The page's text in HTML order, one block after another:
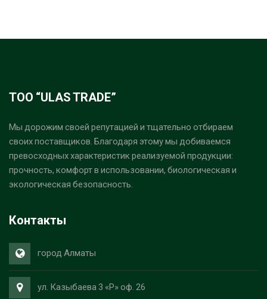
ТОО “ULAS TRADE”
Мы дорожим своей репутацией и тщательно отбираем
своих поставщиков. Благодаря этому мы добиваемся
превосходных характеристик реализуемой продукции:
прочность, комфорт в использовании, биологическая и
экологическая безопасность.
Контакты
город Алматы
ул. Казыбаева 3 «Р» оф. 26